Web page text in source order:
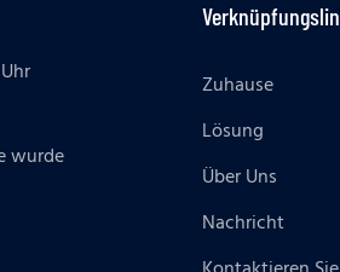
wurde
Zuhause
Lösung
Über Uns
Nachricht